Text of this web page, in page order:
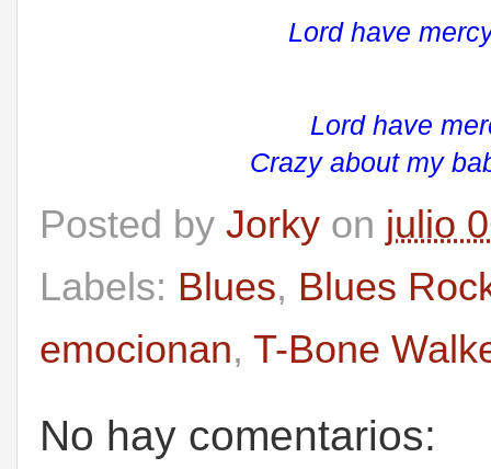
Lord have
Lord have
Crazy about my
Posted by Jorky on julio
Labels: Blues, Blues
emocionan, T-Bone
No hay comentarios: